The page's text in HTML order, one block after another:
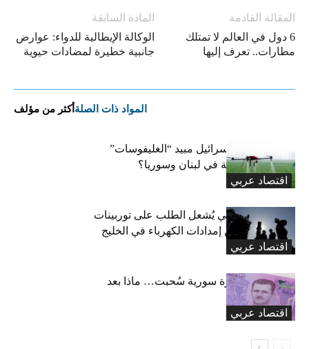
المادة السابقة
الوكالة الإيطالية للدواء: عوارض
جانبية خطيرة لمضادات حيوية
المقالة القادمة
6 دول في العالم لا تمتلك
مطارات.. تعرف إليها
المواد ذات الصلة أكثر من مؤلف
اقتصاد عربي
هل استخدمت إسرائيل مبيد “الغليفوسات”
للإضرار بالزراعة في لبنان وسوريا؟
اقتصاد عربي
صراع جيوسياسي يُشعل الطلب على توربينات
الغاز لتعزيز أمن إمدادات الكهرباء في الخليج
اقتصاد عربي
33.6 تريليون ليرة سورية سُحبت… ماذا بعد
انتهاء المهلة؟